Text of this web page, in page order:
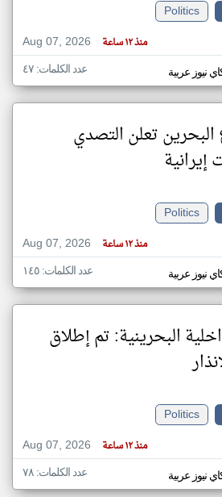
Politics
Aug 07, 2026
منذ ١٢ ساعة
نيوز عربية عدد الكلمات: ٤٧
تعلن التصدي
إيرانية
Politics
Aug 07, 2026
منذ ١٢ ساعة
نيوز عربية عدد الكلمات: ١٤٥
البحرينية: تم إطلاق
Politics
Aug 07, 2026
منذ ١٢ ساعة
نيوز عربية عدد الكلمات: ٧٨